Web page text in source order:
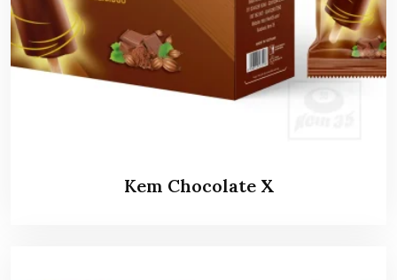
Kem Chocolate X